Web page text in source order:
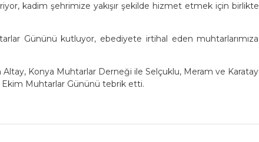
kadim şehrimize yakışır şekilde hizmet etmek için birlikte
Gününü kutluyor, ebediyete irtihal eden muhtarlarımıza
Konya Muhtarlar Derneği ile Selçuklu, Meram ve Karatay
Muhtarlar Gününü tebrik etti.